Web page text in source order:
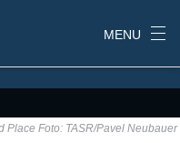
MENU
Place Foto: TASR/Pavel Neubauer